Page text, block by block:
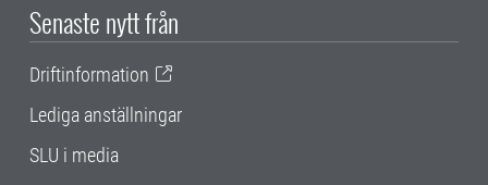
Senaste nytt från
Driftinformation
Lediga anställningar
SLU i media